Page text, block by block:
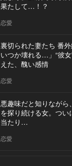
果たして…！？
恋愛
裏切られた妻たち 番外
いつか壊れる…」“彼
えた、醜い感情
恋愛
悪趣味だと知りなが
を探り続ける女。つ
当たり…
恋愛